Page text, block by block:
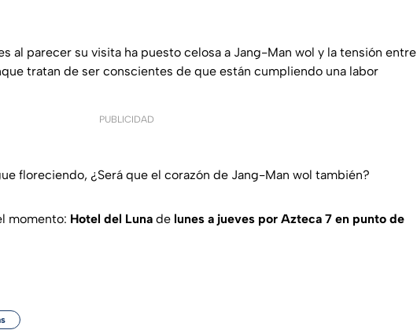
al parecer su visita ha puesto celosa a Jang-Man wol y la tensión entre
tratan de ser conscientes de que están cumpliendo una labor
PUBLICIDAD
floreciendo, ¿Será que el corazón de Jang-Man wol también?
momento: Hotel del Luna de lunes a jueves por Azteca 7 en punto de